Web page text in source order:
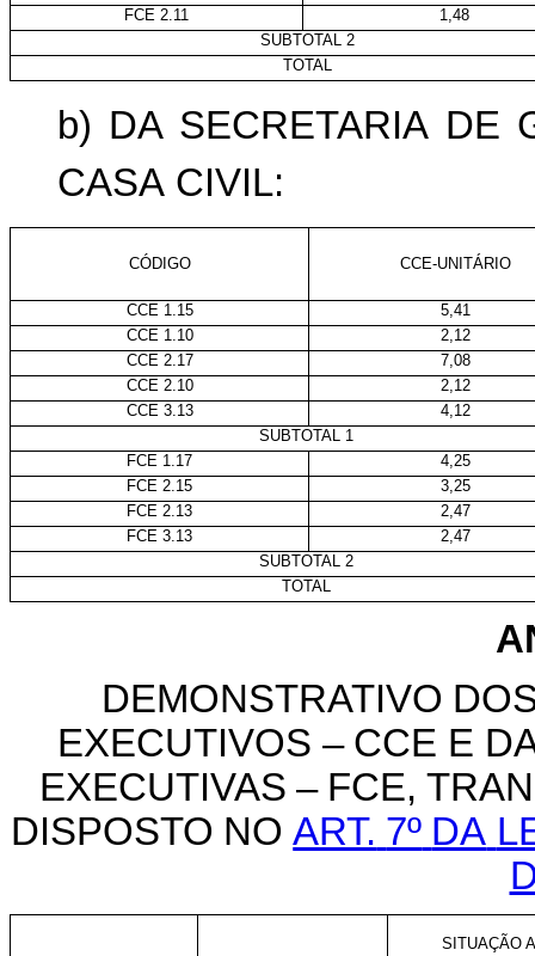
FCE 2.11
1,48
SUBTOTAL 2
TOTAL
b) DA SECRETARIA DE
CASA CIVIL:
CÓDIGO CCE-UNITÁRIO
CCE 1.15
5,41
CCE 1.10
2,12
CCE 2.17
7,08
CCE 2.10
2,12
CCE 3.13
4,12
SUBTOTAL 1
FCE 1.17
4,25
FCE 2.15
3,25
FCE 2.13
2,47
FCE 3.13
2,47
SUBTOTAL 2
TOTAL
DEMONSTRATIVO
EXECUTIVOS – CCE E
EXECUTIVAS – FCE,
DISPOSTO NO ART. 7º DA
SITUAÇÃO